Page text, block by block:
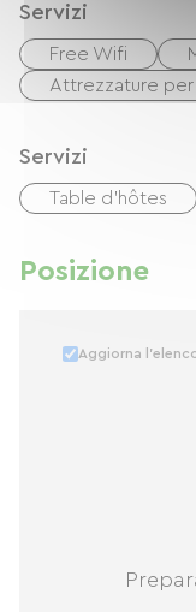
Servizi
Free Wifi
Attrezzature per
Servizi
Table d'hôtes
Posizione
Aggiorna